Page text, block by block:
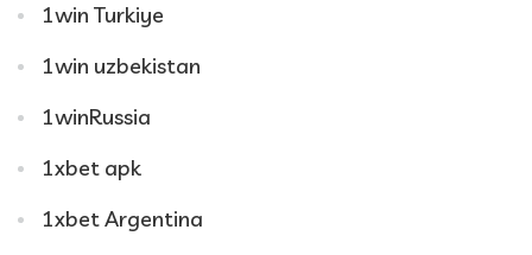
1win Turkiye
1win uzbekistan
1winRussia
1xbet apk
1xbet Argentina